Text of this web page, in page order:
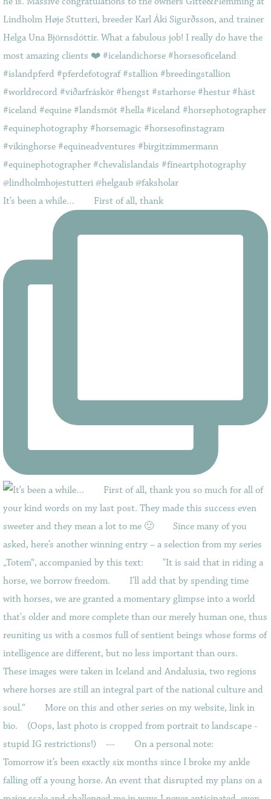
It’s been a while…⠀ ⠀ First of all, thank